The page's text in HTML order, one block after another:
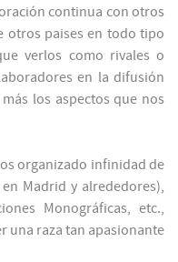
continua con otros
otros paises en todo tipo
verlos como rivales o
en la difusión
los aspectos que nos
organizado infinidad de
Madrid y alrededores),
Monográficas, etc.,
una raza tan apasionante